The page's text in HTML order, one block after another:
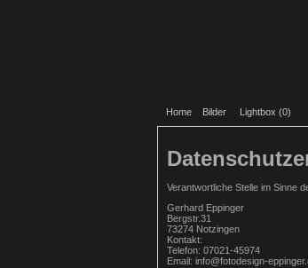
Home Bilder Lightbox (0)
Verantwortliche Stelle im Sinne
Gerhard Eppinger
Bergstr.31
73274 Notzingen
Kontakt:
Telefon: 07021-45974
Email: info@fotodesign-